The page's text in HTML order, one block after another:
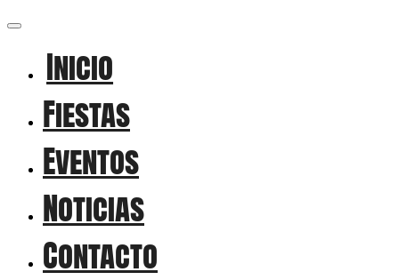
Inicio
Fiestas
Eventos
Noticias
Contacto